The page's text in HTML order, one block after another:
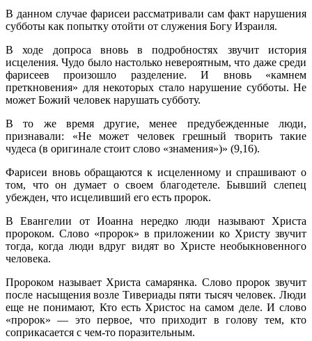
В данном случае фарисеи рассматривали сам факт нарушения
субботы как попытку отойти от служения Богу Израиля.
В ходе допроса вновь в подробностях звучит история
исцеления. Чудо было настолько невероятным, что даже среди
фарисеев произошло разделение. И вновь «камнем
преткновения» для некоторых стало нарушение субботы. Не
может Божий человек нарушать субботу.
В то же время другие, менее предубежденные люди,
признавали: «Не может человек грешный творить такие
чудеса (в оригинале стоит слово «знамения»)» (9,16).
Фарисеи вновь обращаются к исцеленному и спрашивают о
том, что он думает о своем благодетеле. Бывший слепец
убежден, что исцеливший его есть пророк.
В Евангелии от Иоанна нередко люди называют Христа
пророком. Слово «пророк» в приложении ко Христу звучит
тогда, когда люди вдруг видят во Христе необыкновенного
человека.
Пророком называет Христа самарянка. Слово пророк звучит
после насыщения возле Тивериады пяти тысяч человек. Люди
еще не понимают, Кто есть Христос на самом деле. И слово
«пророк» — это первое, что приходит в голову тем, кто
соприкасается с чем-то поразительным.